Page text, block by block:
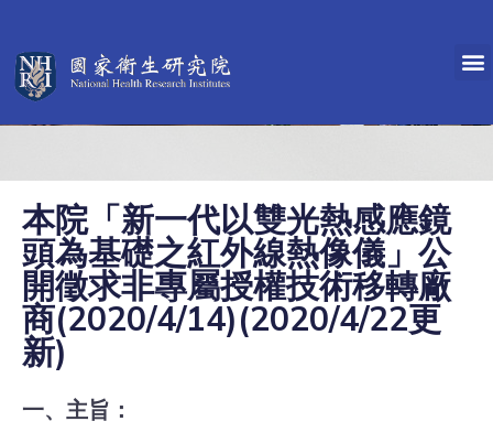
本院「新一代以雙光熱感應鏡
頭為基礎之紅外線熱像儀」公
開徵求非專屬授權技術移轉廠
商(2020/4/14)(2020/4/22更
新)
一、主旨：